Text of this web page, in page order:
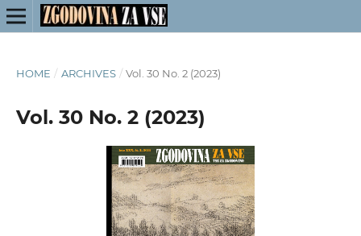
HOME / ARCHIVES / Vol. 30 No. 2 (2023)
Vol. 30 No. 2 (2023)